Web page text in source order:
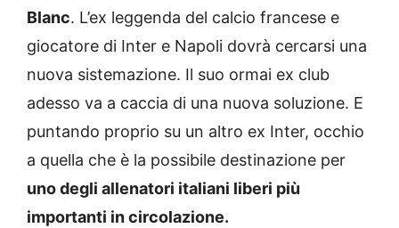
Blanc. L’ex leggenda del calcio francese e
giocatore di Inter e Napoli dovrà cercarsi una
nuova sistemazione. Il suo ormai ex club
adesso va a caccia di una nuova soluzione. E
puntando proprio su un altro ex Inter, occhio
a quella che è la possibile destinazione per
uno degli allenatori italiani liberi più
importanti in circolazione.